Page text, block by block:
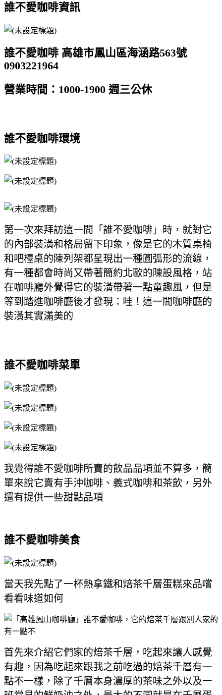
誰不愛咖啡資訊
誰不愛咖啡 高雄市鳳山區海涵路563號
0903221964
營業時間：1000-1900 週三公休
誰不愛咖啡環境
第一次來拜訪這一間「誰不愛咖啡」時，就對它
的內部裝潢和格局留下印象，像是它的木質桌椅
和吧檯桌的陳列架都呈現出一種圓弧形的流線，
有一種都會時尚又帶著簡約北歐的陳設風格，站
在咖啡廳外覺得它的裝潢帶著一點童趣風，但是
等到踏進咖啡廳後才發現：哇！這一間咖啡廳的
裝潢其實滿美的
誰不愛咖啡菜單
我覺得誰不愛咖啡所賣的飲品品項並不算多，簡
單來說它賣有手沖咖啡、義式咖啡和茶飲，另外
還有提供一些甜點品項
誰不愛咖啡美食
當天我先點了一杯熱拿鐵和焙茶千層蛋糕來品嚐
看看味道如何
首先來介紹它們家的焙茶千層，吃起來讓人感覺
有趣，因為吃起來跟我之前吃過的焙茶千層有一
點不一樣，除了千層本身濃厚的茶味之外以及一